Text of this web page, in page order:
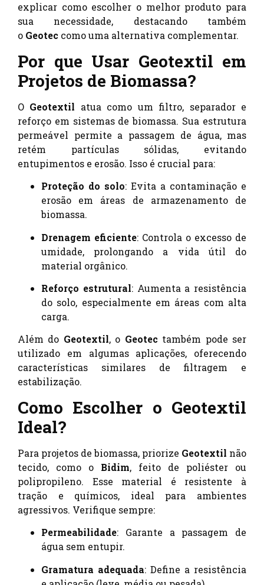
explicar como escolher o melhor produto para
sua necessidade, destacando também
o Geotec como uma alternativa complementar.
Por que Usar Geotextil em
Projetos de Biomassa?
O Geotextil atua como um filtro, separador e
reforço em sistemas de biomassa. Sua estrutura
permeável permite a passagem de água, mas
retém partículas sólidas, evitando
entupimentos e erosão. Isso é crucial para:
Proteção do solo: Evita a contaminação e
erosão em áreas de armazenamento de
biomassa.
Drenagem eficiente: Controla o excesso de
umidade, prolongando a vida útil do
material orgânico.
Reforço estrutural: Aumenta a resistência
do solo, especialmente em áreas com alta
carga.
Além do Geotextil, o Geotec também pode ser
utilizado em algumas aplicações, oferecendo
características similares de filtragem e
estabilização.
Como Escolher o Geotextil
Ideal?
Para projetos de biomassa, priorize Geotextil não
tecido, como o Bidim, feito de poliéster ou
polipropileno. Esse material é resistente à
tração e químicos, ideal para ambientes
agressivos. Verifique sempre:
Permeabilidade: Garante a passagem de
água sem entupir.
Gramatura adequada: Define a resistência